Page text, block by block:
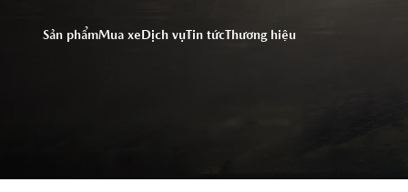
truy cập trang web này,
Sản phẩmMua xeDịch vụ Tin tứcThương hiệu